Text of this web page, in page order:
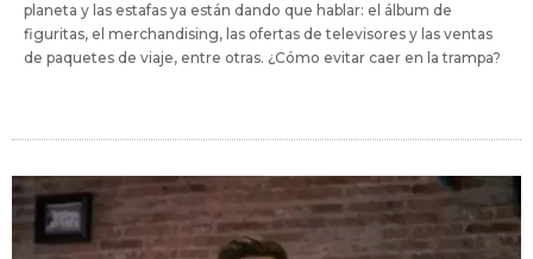
planeta y las estafas ya están dando que hablar: el álbum de
figuritas, el merchandising, las ofertas de televisores y las ventas
de paquetes de viaje, entre otras. ¿Cómo evitar caer en la trampa?